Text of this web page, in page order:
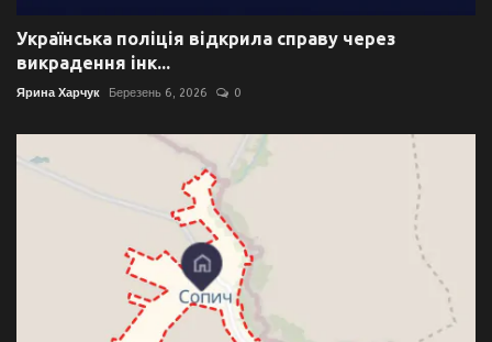
Українська поліція відкрила справу через
викрадення інк...
Ярина Харчук Березень 6, 2026 0